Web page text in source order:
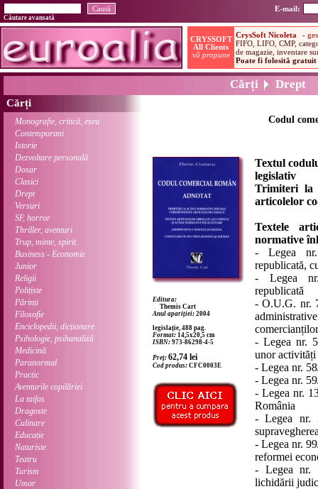
E-mail:
Căutare avansată
Cărți Drept
Cărți
Monografie, critică, eseu
Contemporani
Istorie
Dezvoltare personală
Dosar
Clasici
Drept
Versuri
SF, horror
Thriller, aventuri
Trup, minte, spirit
Business - Economie
Junior
Religii
Polițiste
Părinți
Filosofie
Enciclopedii, dicționare
Psihologie, psihanaliză
Medicină
Paranormal
Practic
Aventurile copilăriei
La taifas
Dragoste
Culinare
Educație
Naturiste
Teatru
Turism
Umor
Codul
Editura:
Themis Cart
Anul apariției: 2004
legislație, 488 pag.
Format: 14,5x20,5 cm
ISBN: 973-86298-4-5
Preț: 62,74 lei
Cod produs: CFC0003E
Textul
legislativ
Trimiteri la
articolelor
Textele
normative
- Legea nr.
republicată,
- Legea
republicată
- O.U.G. nr.
comercianților
- Legea nr.
unor activități
- Legea nr.
- Legea nr.
- Legea nr.
România
- Legea nr.
- Legea nr.
reformei
- Legea nr.
lichidării